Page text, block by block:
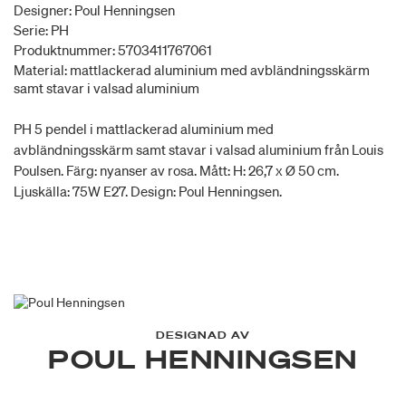
Designer: Poul Henningsen
Serie: PH
Produktnummer: 5703411767061
Material: mattlackerad aluminium med avbländningsskärm
samt stavar i valsad aluminium
PH 5 pendel i mattlackerad aluminium med
avbländningsskärm samt stavar i valsad aluminium från Louis
Poulsen. Färg: nyanser av rosa. Mått: H: 26,7 x Ø 50 cm.
Ljuskälla: 75W E27. Design: Poul Henningsen.
DESIGNAD AV
POUL HENNINGSEN